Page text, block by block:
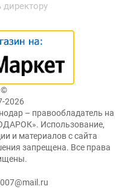
директору
©
2026
– правообладатель на
Использование,
и материалов с сайта
запрещена. Все права